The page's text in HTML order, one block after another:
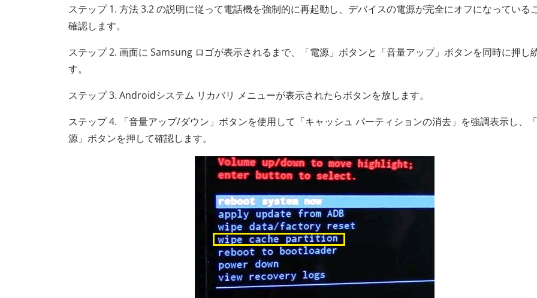
ステップ 1. 方法 3.2 の説明に従って電話機を強制的に再起動し、デバイスの電源が完全にオフになっている
確認します。
ステップ 2. 画面に Samsung ロゴが表示されるまで、「電源」ボタンと「音量アップ」ボタンを同時に押し
す。
ステップ 3. Androidシステム リカバリ メニューが表示されたらボタンを放します。
ステップ 4. 「音量アップ/ダウン」ボタンを使用して「キャッシュ パーティションの消去」を強調表示し、
源」ボタンを押して確認します。